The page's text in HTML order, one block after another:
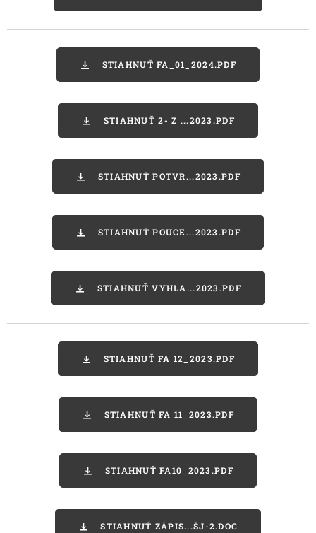
STIAHNUŤ FA_01_2024.PDF
STIAHNUŤ 2- Z ...2023.PDF
STIAHNUŤ POTVR...2023.PDF
STIAHNUŤ POUCE...2023.PDF
STIAHNUŤ VYHLA...2023.PDF
STIAHNUŤ FA 12_2023.PDF
STIAHNUŤ FA 11_2023.PDF
STIAHNUŤ FA10_2023.PDF
STIAHNUŤ ZÁPIS...ŠJ-2.DOC